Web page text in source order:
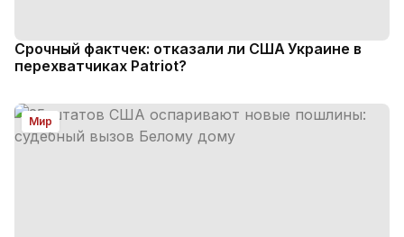
Срочный фактчек: отказали ли США Украине в
перехватчиках Patriot?
Мир